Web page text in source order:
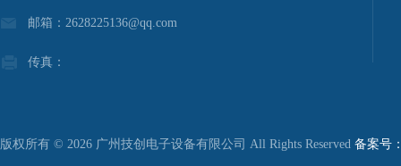
邮箱：2628225136@qq.com
传真：
版权所有 © 2026 广州技创电子设备有限公司 All Rights Reserved 备案号